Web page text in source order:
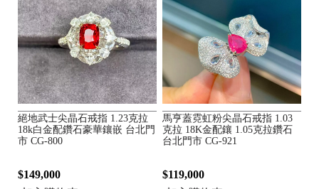
絕地武士尖晶石戒指 1.23克拉
18k白金配鑽石豪華鑲嵌 台北門
市 CG-800
$149,000
馬亨蓋霓虹粉尖晶石戒指 1.03
克拉 18K金配鑲 1.05克拉鑽石
台北門市 CG-921
$119,000